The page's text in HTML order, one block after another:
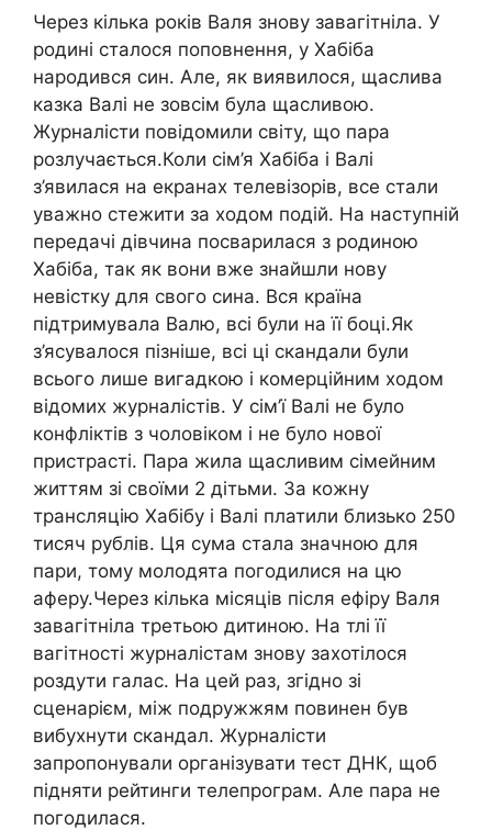
Через кілька років Валя знову завагітніла. У
родині сталося поповнення, у Хабіба
народився син. Але, як виявилося, щаслива
казка Валі не зовсім була щасливою.
Журналісти повідомили світу, що пара
розлучається.Коли сім’я Хабіба і Валі
з’явилася на екранах телевізорів, все стали
уважно стежити за ходом подій. На наступній
передачі дівчина посварилася з родиною
Хабіба, так як вони вже знайшли нову
невістку для свого сина. Вся країна
підтримувала Валю, всі були на її боці.Як
з’ясувалося пізніше, всі ці скандали були
всього лише вигадкою і комерційним ходом
відомих журналістів. У сім’ї Валі не було
конфліктів з чоловіком і не було нової
пристрасті. Пара жила щасливим сімейним
життям зі своїми 2 дітьми. За кожну
трансляцію Хабібу і Валі платили близько 250
тисяч рублів. Ця сума стала значною для
пари, тому молодята погодилися на цю
аферу.Через кілька місяців після ефіру Валя
завагітніла третьою дитиною. На тлі її
вагітності журналістам знову захотілося
роздути галас. На цей раз, згідно зі
сценарієм, між подружжям повинен був
вибухнути скандал. Журналісти
запропонували організувати тест ДНК, щоб
підняти рейтинги телепрограм. Але пара не
погодилася.